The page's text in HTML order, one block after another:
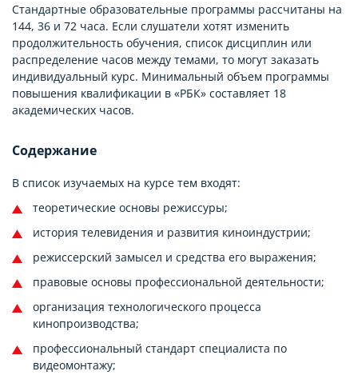
Стандартные образовательные программы рассчитаны на
144, 36 и 72 часа. Если слушатели хотят изменить
продолжительность обучения, список дисциплин или
распределение часов между темами, то могут заказать
индивидуальный курс. Минимальный объем программы
повышения квалификации в «РБК» составляет 18
академических часов.
Содержание
В список изучаемых на курсе тем входят:
теоретические основы режиссуры;
история телевидения и развития киноиндустрии;
режиссерский замысел и средства его выражения;
правовые основы профессиональной деятельности;
организация технологического процесса
кинопроизводства;
профессиональный стандарт специалиста по
видеомонтажу;